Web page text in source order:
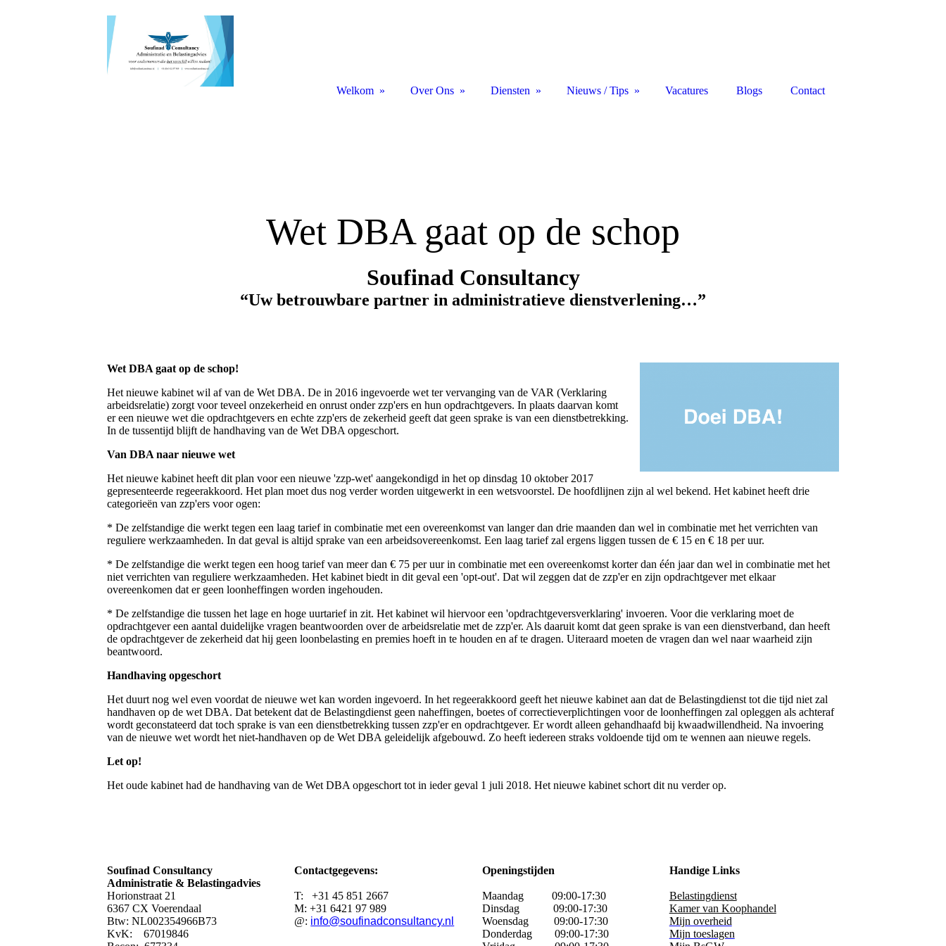
Wet DBA gaat op de schop
Soufinad Consultancy
“Uw betrouwbare partner in administratieve dienstverlening…”
Wet DBA gaat op de schop!
Het nieuwe kabinet wil af van de Wet DBA. De in 2016 ingevoerde wet ter vervanging van de VAR (Verklaring
arbeidsrelatie) zorgt voor teveel onzekerheid en onrust onder zzp'ers en hun opdrachtgevers. In plaats daarvan komt
er een nieuwe wet die opdrachtgevers en echte zzp'ers de zekerheid geeft dat geen sprake is van een dienstbetrekking.
In de tussentijd blijft de handhaving van de Wet DBA opgeschort.
Van DBA naar nieuwe wet
Het nieuwe kabinet heeft dit plan voor een nieuwe 'zzp-wet' aangekondigd in het op dinsdag 10 oktober 2017
gepresenteerde regeerakkoord. Het plan moet dus nog verder worden uitgewerkt in een wetsvoorstel. De hoofdlijnen zijn al wel bekend. Het kabinet heeft drie
categorieën van zzp'ers voor ogen:
* De zelfstandige die werkt tegen een laag tarief in combinatie met een overeenkomst van langer dan drie maanden dan wel in combinatie met het verrichten van
reguliere werkzaamheden. In dat geval is altijd sprake van een arbeidsovereenkomst. Een laag tarief zal ergens liggen tussen de € 15 en € 18 per uur.
* De zelfstandige die werkt tegen een hoog tarief van meer dan € 75 per uur in combinatie met een overeenkomst korter dan één jaar dan wel in combinatie met het
niet verrichten van reguliere werkzaamheden. Het kabinet biedt in dit geval een 'opt-out'. Dat wil zeggen dat de zzp'er en zijn opdrachtgever met elkaar
overeenkomen dat er geen loonheffingen worden ingehouden.
* De zelfstandige die tussen het lage en hoge uurtarief in zit. Het kabinet wil hiervoor een 'opdrachtgeversverklaring' invoeren. Voor die verklaring moet de
opdrachtgever een aantal duidelijke vragen beantwoorden over de arbeidsrelatie met de zzp'er. Als daaruit komt dat geen sprake is van een dienstverband, dan heeft
de opdrachtgever de zekerheid dat hij geen loonbelasting en premies hoeft in te houden en af te dragen. Uiteraard moeten de vragen dan wel naar waarheid zijn
beantwoord.
Handhaving opgeschort
Het duurt nog wel even voordat de nieuwe wet kan worden ingevoerd. In het regeerakkoord geeft het nieuwe kabinet aan dat de Belastingdienst tot die tijd niet zal
handhaven op de wet DBA. Dat betekent dat de Belastingdienst geen naheffingen, boetes of correctieverplichtingen voor de loonheffingen zal opleggen als achteraf
wordt geconstateerd dat toch sprake is van een dienstbetrekking tussen zzp'er en opdrachtgever. Er wordt alleen gehandhaafd bij kwaadwillendheid. Na invoering
van de nieuwe wet wordt het niet-handhaven op de Wet DBA geleidelijk afgebouwd. Zo heeft iedereen straks voldoende tijd om te wennen aan nieuwe regels.
Let op!
Het oude kabinet had de handhaving van de Wet DBA opgeschort tot in ieder geval 1 juli 2018. Het nieuwe kabinet schort dit nu verder op.
Soufinad Consultancy
Administratie & Belastingadvies
Horionstraat 21
6367 CX Voerendaal
Btw: NL002354966B73
KvK: 67019846
Contactgegevens:
T: +31 45 851 2667
M: +31 6421 97 989
@: info@soufinadconsultancy.nl
Openingstijden
Maandag 09:00-17:30
Dinsdag 09:00-17:30
Woensdag 09:00-17:30
Donderdag 09:00-17:30
Handige Links
Belastingdienst
Kamer van Koophandel
Mijn overheid
Mijn toeslagen
Welkom Over Ons Diensten Nieuws / Tips Vacatures Blogs Contact